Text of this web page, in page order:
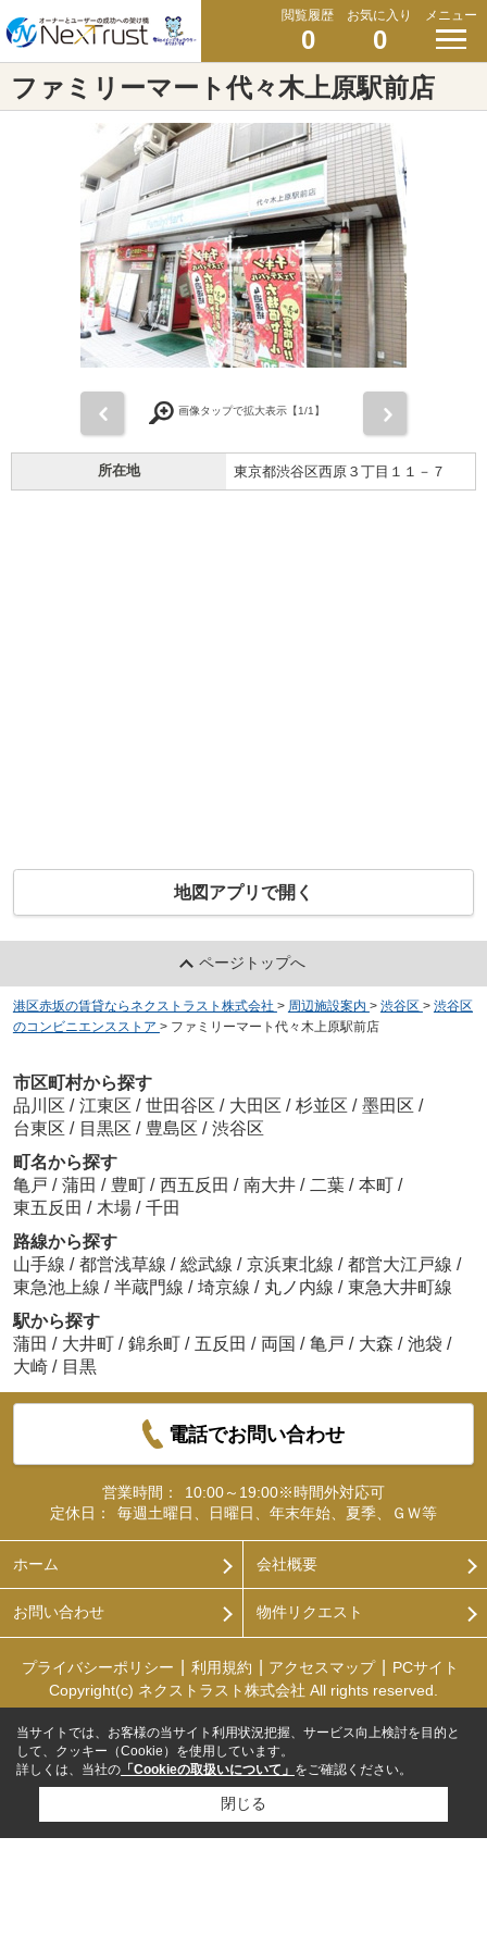
閲覧履歴
0
お気に入り
0
メニュー
ファミリーマート代々木上原駅前店
画像タップで拡大表示【1/1】
所在地 東京都渋谷区西原３丁目１１－７
地図アプリで開く
ページトップへ
港区赤坂の賃貸ならネクストラスト株式会社 > 周辺施設案内 > 渋谷区 > 渋谷区
のコンビニエンスストア > ファミリーマート代々木上原駅前店
市区町村から探す
品川区 / 江東区 / 世田谷区 / 大田区 / 杉並区 / 墨田区 /
台東区 / 目黒区 / 豊島区 / 渋谷区
町名から探す
亀戸 / 蒲田 / 豊町 / 西五反田 / 南大井 / 二葉 / 本町 /
東五反田 / 木場 / 千田
路線から探す
山手線 / 都営浅草線 / 総武線 / 京浜東北線 / 都営大江戸線 /
東急池上線 / 半蔵門線 / 埼京線 / 丸ノ内線 / 東急大井町線
駅から探す
蒲田 / 大井町 / 錦糸町 / 五反田 / 両国 / 亀戸 / 大森 / 池袋 /
大崎 / 目黒
電話でお問い合わせ
営業時間：
10:00～19:00※時間外対応可
定休日：
毎週土曜日、日曜日、年末年始、夏季、ＧＷ等
ホーム 会社概要
お問い合わせ 物件リクエスト
プライバシーポリシー 利用規約 アクセスマップ
PCサイト
Copyright(c) ネクストラスト株式会社 All rights reserved.
当サイトでは、お客様の当サイト利用状況把握、サービス向上検討を目的と
して、クッキー（Cookie）を使用しています。
詳しくは、当社の 「Cookieの取扱いについて」 をご確認ください。
閉じる